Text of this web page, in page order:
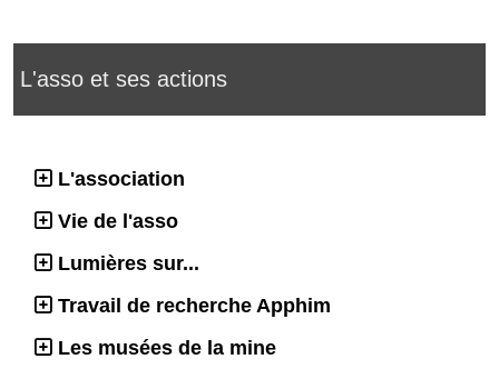
L'asso et ses actions
L'association
Vie de l'asso
Lumières sur...
Travail de recherche Apphim
Les musées de la mine